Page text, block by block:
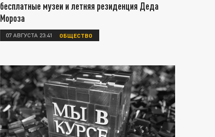
бесплатные музеи и летняя резиденция Деда
Мороза
07 АВГУСТА 23:41 ОБЩЕСТВО